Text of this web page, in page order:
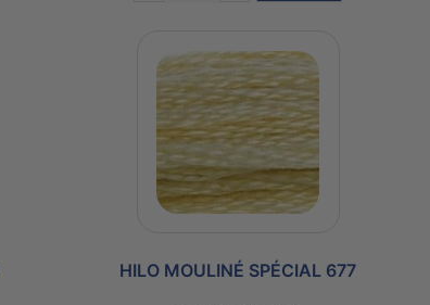
HILO MOULINÉ SPÉCIAL 677